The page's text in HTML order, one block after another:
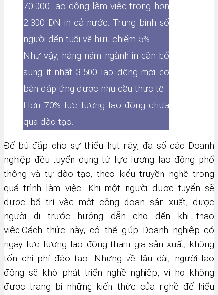
70.000 lao động làm việc trong hơn
2.300 DN in cả nước. Trung bình số
người đến tuổi về hưu chiếm 5%.
Như vậy, hàng năm ngành in cần bổ
sung ít nhất 3.500 lao động mới cơ
bản đáp ứng được nhu cầu thực tế.
Hơn 70% lực lượng lao động chưa
qua đào tạo.
Để bù đắp cho sự thiếu hụt này, đa số các Doanh
nghiệp đều tuyển dụng từ lực lượng lao động phổ
thông và tự đào tạo, theo kiểu truyền nghề trong
quá trình làm việc. Khi một người được tuyển sẽ
được bố trí vào một công đoạn sản xuất, được
người đi trước hướng dẫn cho đến khi thạo
việc.Cách thức này, có thể giúp Doanh nghiệp có
ngay lực lượng lao động tham gia sản xuất, không
tốn chi phí đào tạo. Nhưng về lâu dài, người lao
động sẽ khó phát triển nghề nghiệp, vì họ không
được trang bị những kiến thức của nghề để hiểu